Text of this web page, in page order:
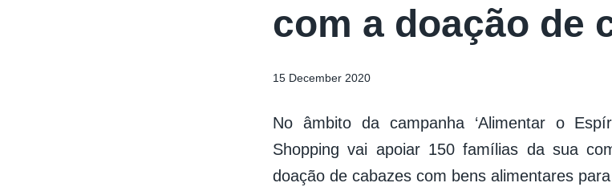
com a doação de
15 December 2020
No âmbito da campanha ‘Alimentar o
Shopping vai apoiar 150 famílias da sua
doação de cabazes com bens alimentares